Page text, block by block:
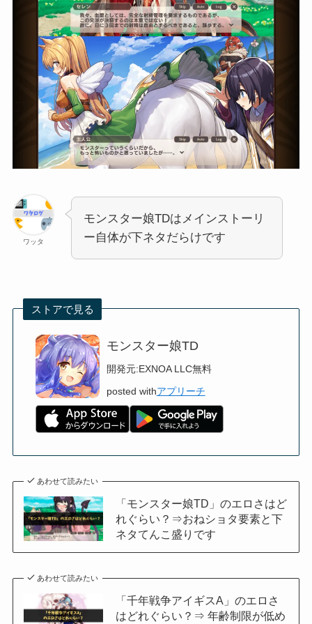
ワッタ
モンスター娘TDはメインストーリ
ー自体が下ネタだらけです
ストアで見る
モンスター娘TD
開発元:EXNOA LLC無料
posted withアプリーチ
あわせて読みたい
「モンスター娘TD」のエロさはど
れぐらい？⇒おねショタ要素と下
ネタてんこ盛りです
あわせて読みたい
「千年戦争アイギスA」のエロさ
はどれぐらい？⇒ 年齢制限が低め